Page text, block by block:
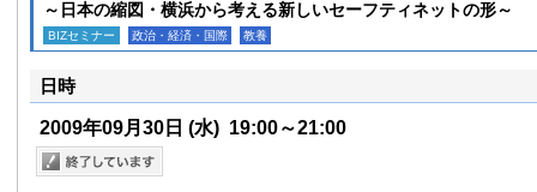
～日本の縮図・横浜から考える新しいセーフティネットの形～
BIZセミナー 政治・経済・国際 教養
日時
2009年09月30日 (水) 19:00～21:00